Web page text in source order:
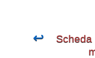
↩ Scheda